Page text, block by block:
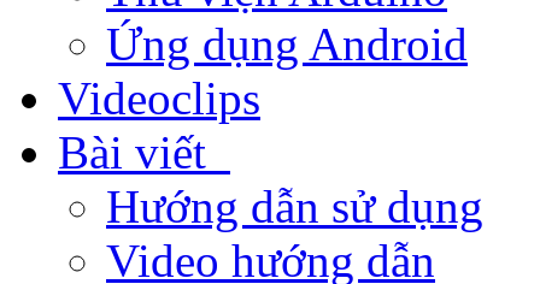
Ứng dụng Android
Videoclips
Bài viết
Hướng dẫn sử dụng
Video hướng dẫn